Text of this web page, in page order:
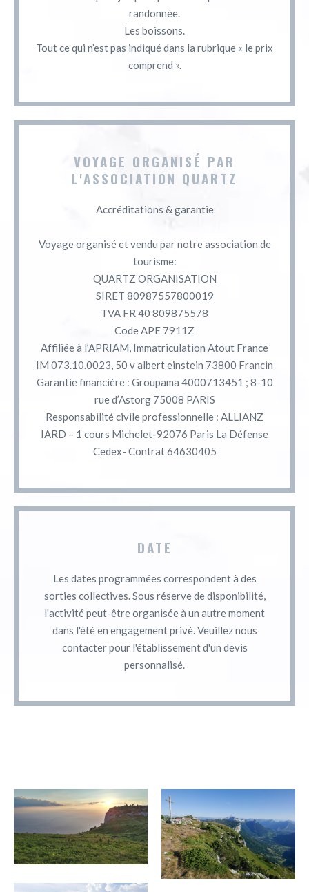
randonnée.
Les boissons.
Tout ce qui n’est pas indiqué dans la rubrique « le prix
comprend ».
VOYAGE ORGANISÉ PAR
L'ASSOCIATION QUARTZ
Accréditations & garantie
Voyage organisé et vendu par notre association de
tourisme:
QUARTZ ORGANISATION
SIRET 80987557800019
TVA FR 40 809875578
Code APE 7911Z
Affiliée à l’APRIAM, Immatriculation Atout France
IM 073.10.0023, 50 v albert einstein 73800 Francin
Garantie financière : Groupama 4000713451 ; 8-10
rue d’Astorg 75008 PARIS
Responsabilité civile professionnelle : ALLIANZ
IARD – 1 cours Michelet-92076 Paris La Défense
Cedex- Contrat 64630405
DATE
Les dates programmées correspondent à des
sorties collectives. Sous réserve de disponibilité,
l'activité peut-être organisée à un autre moment
dans l'été en engagement privé. Veuillez nous
contacter pour l'établissement d'un devis
personnalisé.